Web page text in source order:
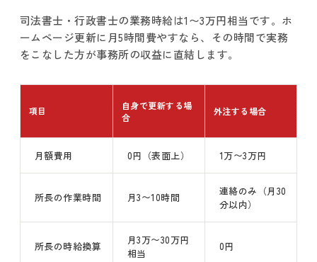
司法書士・行政書士の業務時給は1〜3万円相当です。ホ
ームページ更新に月5時間費やすなら、その時間で実務
をこなした方が事務所の収益に直結します。
項目
自身で更新する場
合
外注する場合
月額費用 0円（表面上） 1万〜3万円
所長の作業時間 月3〜10時間
連絡のみ（月30
分以内）
所長の時給換算
月3万〜30万円
相当
0円